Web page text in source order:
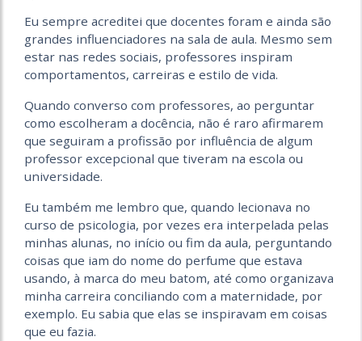
Eu sempre acreditei que docentes foram e ainda são
grandes influenciadores na sala de aula. Mesmo sem
estar nas redes sociais, professores inspiram
comportamentos, carreiras e estilo de vida.
Quando converso com professores, ao perguntar
como escolheram a docência, não é raro afirmarem
que seguiram a profissão por influência de algum
professor excepcional que tiveram na escola ou
universidade.
Eu também me lembro que, quando lecionava no
curso de psicologia, por vezes era interpelada pelas
minhas alunas, no início ou fim da aula, perguntando
coisas que iam do nome do perfume que estava
usando, à marca do meu batom, até como organizava
minha carreira conciliando com a maternidade, por
exemplo. Eu sabia que elas se inspiravam em coisas
que eu fazia.